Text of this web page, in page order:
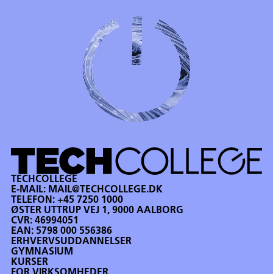
TECHCOLLEGE
E-MAIL: MAIL@TECHCOLLEGE.DK
TELEFON:+45 7250 1000
ØSTER UTTRUP VEJ 1, 9000 AALBORG
CVR: 46994051
EAN: 5798 000 556386
ERHVERVSUDDANNELSER
GYMNASIUM
KURSER